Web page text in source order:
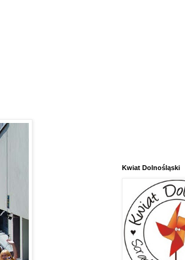
Kwiat Dolnośląski